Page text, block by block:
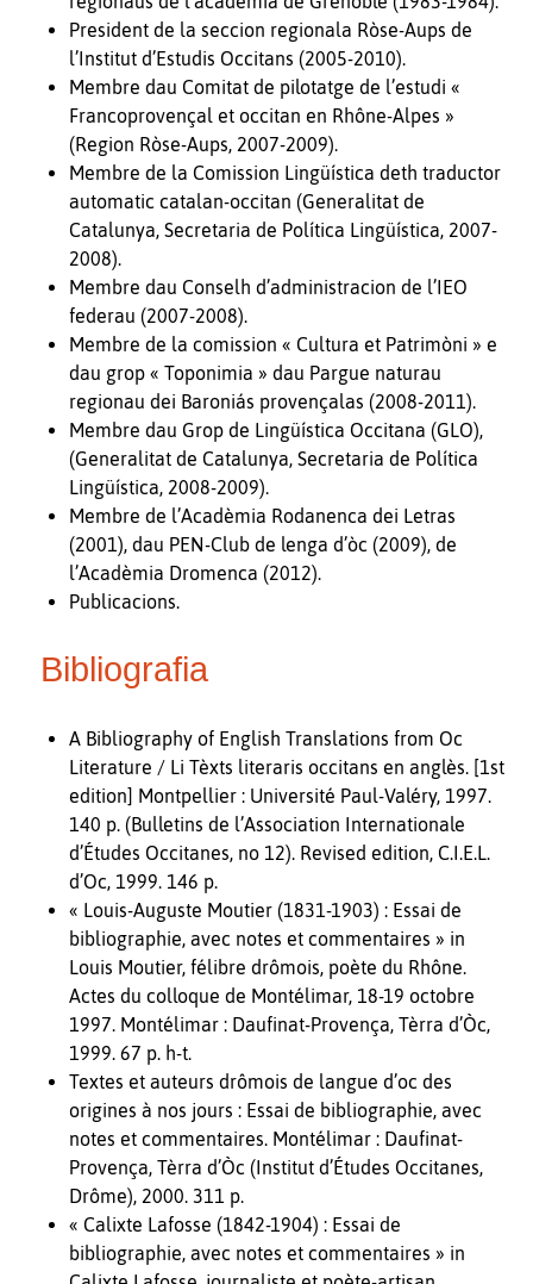
President de la seccion regionala Ròse-Aups de
l’Institut d’Estudis Occitans (2005-2010).
Membre dau Comitat de pilotatge de l’estudi «
Francoprovençal et occitan en Rhône-Alpes »
(Region Ròse-Aups, 2007-2009).
Membre de la Comission Lingüística deth traductor
automatic catalan-occitan (Generalitat de
Catalunya, Secretaria de Política Lingüística, 2007-
2008).
Membre dau Conselh d’administracion de l’IEO
federau (2007-2008).
Membre de la comission « Cultura et Patrimòni » e
dau grop « Toponimia » dau Pargue naturau
regionau dei Baroniás provençalas (2008-2011).
Membre dau Grop de Lingüística Occitana (GLO),
(Generalitat de Catalunya, Secretaria de Política
Lingüística, 2008-2009).
Membre de l’Acadèmia Rodanenca dei Letras
(2001), dau PEN-Club de lenga d’òc (2009), de
l’Acadèmia Dromenca (2012).
Publicacions.
Bibliografia
A Bibliography of English Translations from Oc
Literature / Li Tèxts literaris occitans en anglès. [1st
edition] Montpellier : Université Paul-Valéry, 1997.
140 p. (Bulletins de l’Association Internationale
d’Études Occitanes, no 12). Revised edition, C.I.E.L.
d’Oc, 1999. 146 p.
« Louis-Auguste Moutier (1831-1903) : Essai de
bibliographie, avec notes et commentaires » in
Louis Moutier, félibre drômois, poète du Rhône.
Actes du colloque de Montélimar, 18-19 octobre
1997. Montélimar : Daufinat-Provença, Tèrra d’Òc,
1999. 67 p. h-t.
Textes et auteurs drômois de langue d’oc des
origines à nos jours : Essai de bibliographie, avec
notes et commentaires. Montélimar : Daufinat-
Provença, Tèrra d’Òc (Institut d’Études Occitanes,
Drôme), 2000. 311 p.
« Calixte Lafosse (1842-1904) : Essai de
bibliographie, avec notes et commentaires » in